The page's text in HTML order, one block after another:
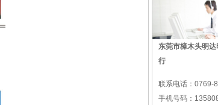
东莞市樟木头明
行
联系电话： 0769-
手机号码：